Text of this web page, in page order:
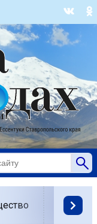
Власть